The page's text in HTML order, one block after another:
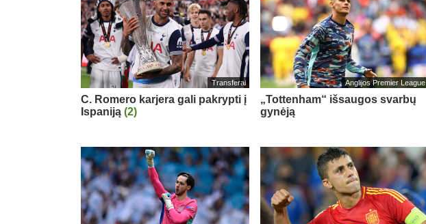
Transferai
C. Romero karjera gali pakrypti į
Ispaniją (2)
Anglijos Premier League
„Tottenham“ išsaugos svarbų
gynėją